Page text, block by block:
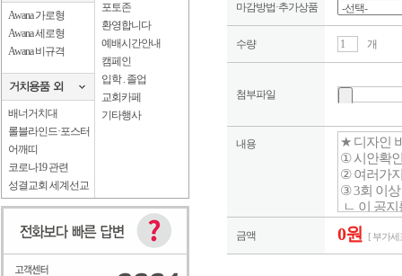
Awana 가로형
Awana 세로형
Awana 비규격
배너거치대
롤블라인드·포스터
어깨띠
코로나19 관련
성결교회 세계선교
포토존
환영합니다
예배시간안내
캠페인
입학 . 졸업
교회카페
기타행사
마감방법·추가상품
수량 개
첨부파일
내용
금액 0원 [ 부가세